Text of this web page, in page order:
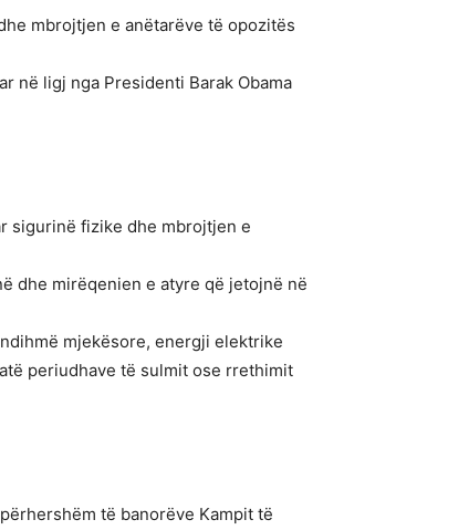
mbrojtjen e anëtarëve të opozitës
në ligj nga Presidenti Barak Obama
sigurinë fizike dhe mbrojtjen e
dhe mirëqenien e atyre që jetojnë në
mjekësore, energji elektrike
periudhave të sulmit ose rrethimit
të banorëve Kampit të